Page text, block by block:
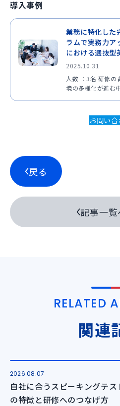
導入事例
業務に特化した
ラムで実務力ア
における選抜型
2025.10.31
人数 ：3名 研修の
境の多様化が進む
の業務に直結する
のは容易ではあり
お問い合
戻る
記事一覧
RELATED
関連
2026.08.07
自社に合うスピーキングテ
の特徴と研修へのつなげ方